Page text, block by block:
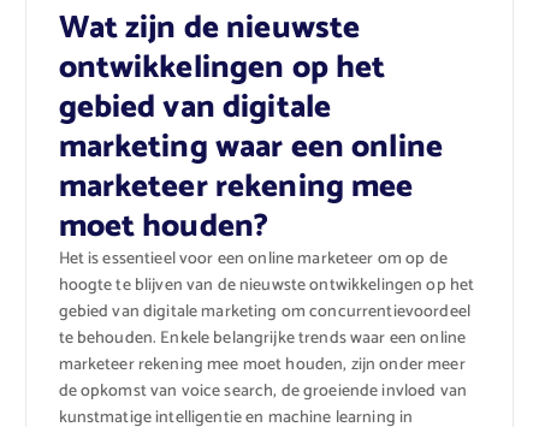
Wat zijn de nieuwste
ontwikkelingen op het
gebied van digitale
marketing waar een online
marketeer rekening mee
moet houden?
Het is essentieel voor een online marketeer om op de
hoogte te blijven van de nieuwste ontwikkelingen op het
gebied van digitale marketing om concurrentievoordeel
te behouden. Enkele belangrijke trends waar een online
marketeer rekening mee moet houden, zijn onder meer
de opkomst van voice search, de groeiende invloed van
kunstmatige intelligentie en machine learning in